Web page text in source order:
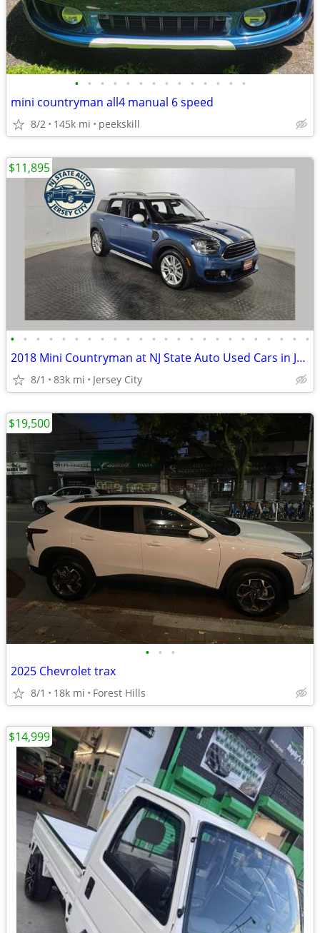
• • • • • • • • • • • • • •
mini countryman all4 manual 6 speed
8/2 145k mi peekskill
• • • • • • • • • • • • • • • • • • • • • • • •
2018 Mini Countryman at NJ State Auto Used Cars in Jersey City
8/1 83k mi Jersey City
$11,895
• • •
2025 Chevrolet trax
8/1 18k mi Forest Hills
$19,500
$14,999